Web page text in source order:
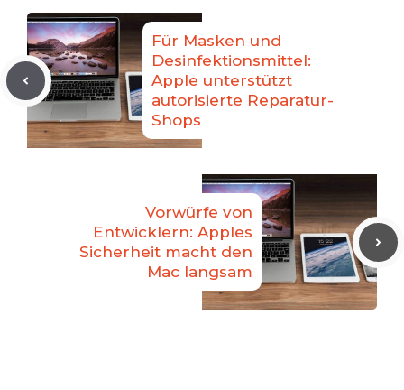
Für Masken und
Desinfektionsmittel:
Apple unterstützt
autorisierte Reparatur-
Shops
Vorwürfe von
Entwicklern: Apples
Sicherheit macht den
Mac langsam